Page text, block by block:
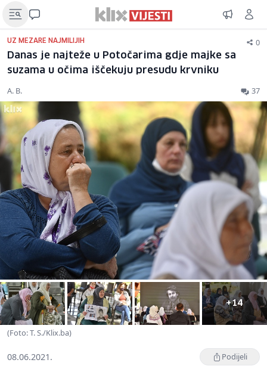
UZ MEZARE NAJMILIJIH 0
Danas je najteže u Potočarima gdje majke sa
suzama u očima iščekuju presudu krvniku
A. B. 37
+14
(Foto: T. S./Klix.ba)
08.06.2021. Podijeli